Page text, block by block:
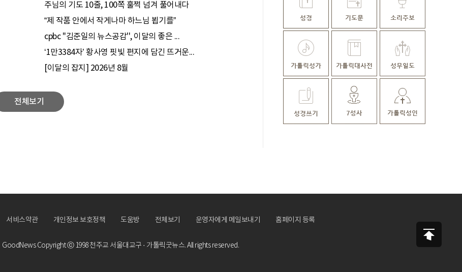
주님의 기도 10줄, 100쪽 훌쩍 넘겨 풀어내다
“제 작품 안에서 작게나마 하느님 뵙기를”
cpbc ''김준일의 뉴스공감'', 이달의 좋은 ...
‘1만3384자’ 황사영 핏빛 편지에 담긴 뜨거운...
[이달의 잡지] 2026년 8월
전체보기
서비스약관 개인정보 보호정책 도움방 전체보기 운영자에게 메일보내기 홈페이지 등록
GoodNews Copyright ⓒ 1998천주교 서울대교구 · 가톨릭굿뉴스.All rights reserved.